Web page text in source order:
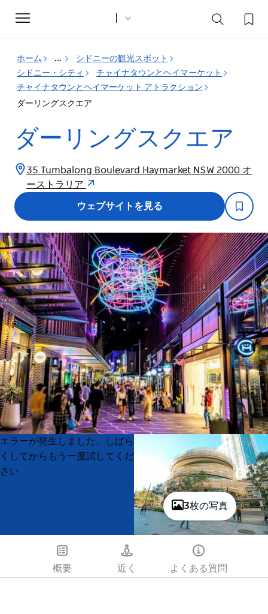
Toggle
navigation
ホーム ...
シドニーの観光スポット
シドニー・シティ
チャイナタウンとヘイマーケット
チャイナタウンとヘイマーケット アトラクション
ダーリングスクエア
ダーリングスクエア
35 Tumbalong Boulevard Haymarket NSW 2000 オ
ーストラリア
ウェブサイトを見る
3枚の写真
Product
List
Product
List
エラーが発生しました。しばら
くしてからもう一度試してくだ
さい
概要 近く よくある質問